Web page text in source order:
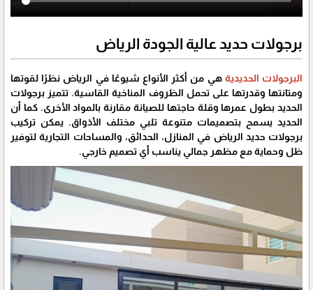
برجولات حديد عالية الجودة الرياض
البرجولات الحديدية هي من أكثر الأنواع شيوعًا في الرياض نظرًا لقوتها
ومتانتها وقدرتها على تحمل الظروف المناخية القاسية. تتميز برجولات
الحديد بطول عمرها وقلة حاجتها للصيانة مقارنة بالمواد الأخرى. كما أن
الحديد يسمح بتصميمات متنوعة تلبي مختلف الأذواق. يمكن تركيب
برجولات حديد الرياض في المنازل، الحدائق، والمساحات التجارية لتوفير
ظل وحماية مع مظهر جمالي يناسب أي تصميم خارجي.